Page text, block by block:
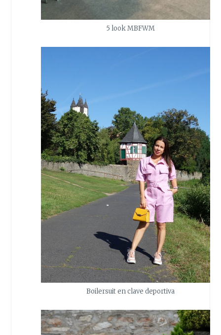
5 look MBFWM
Boilersuit en clave deportiva